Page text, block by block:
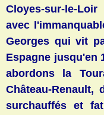
Cloyes-sur-le-
avec
Georges qui vit
Espagne jusqu'en
abordons la
Château-Renault,
surchauffés et